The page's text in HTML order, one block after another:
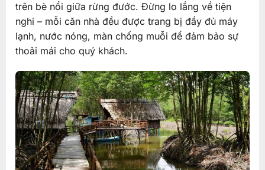
trên bè nổi giữa rừng đước. Đừng lo lắng về tiện
nghi – mỗi căn nhà đều được trang bị đầy đủ máy
lạnh, nước nóng, màn chống muỗi để đảm bảo sự
thoải mái cho quý khách.